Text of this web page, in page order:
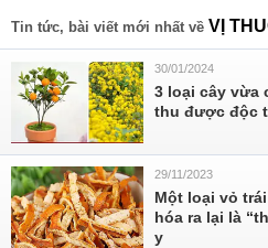
Tin tức, bài viết mới nhất về VỊ
30/01/2024
3 loại cây vừa
thu được độc
29/11/2023
Một loại vỏ
hóa ra lại là
y